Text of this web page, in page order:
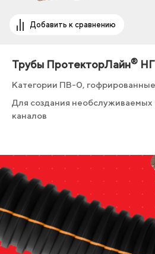
Добавить к сравнению
Трубы ПротекторЛайн® НГ
Категории ПВ-0,
Для создания
каналов